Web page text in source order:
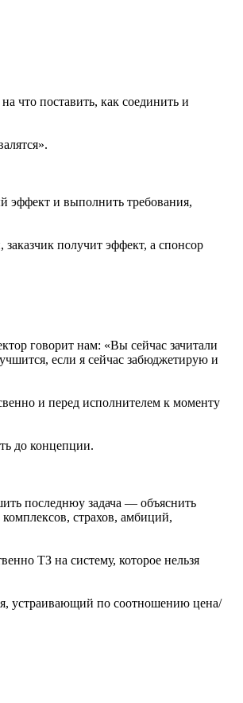
что поставить, как соединить и
эффект и выполнить требования,
получит эффект, а спонсор
говорит нам: «Вы сейчас зачитали
если я сейчас забюджетирую и
и перед исполнителем к моменту
до концепции.
последнюу задача — объяснить
страхов, амбиций,
ТЗ на систему, которое нельзя
устраивающий по соотношению цена/